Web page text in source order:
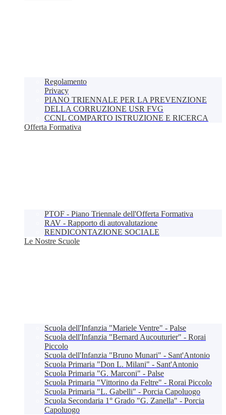
Regolamento
Privacy
PIANO TRIENNALE PER LA PREVENZIONE
DELLA CORRUZIONE USR FVG
CCNL COMPARTO ISTRUZIONE E RICERCA
Offerta Formativa
PTOF - Piano Triennale dell'Offerta Formativa
RAV - Rapporto di autovalutazione
RENDICONTAZIONE SOCIALE
Le Nostre Scuole
Scuola dell'Infanzia "Mariele Ventre" - Palse
Scuola dell'Infanzia "Bernard Aucouturier" - Rorai
Piccolo
Scuola dell'Infanzia "Bruno Munari" - Sant'Antonio
Scuola Primaria "Don L. Milani" - Sant'Antonio
Scuola Primaria "G. Marconi" - Palse
Scuola Primaria "Vittorino da Feltre" - Rorai Piccolo
Scuola Primaria "L. Gabelli" - Porcia Capoluogo
Scuola Secondaria 1° Grado "G. Zanella" - Porcia
Capoluogo